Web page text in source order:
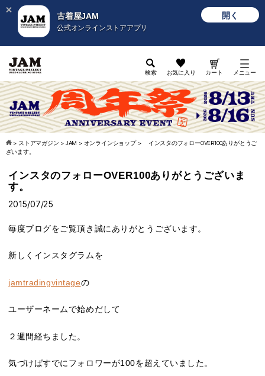
古着屋JAM
公式オンラインストアアプリ
開く
検索 お気に入り カート メニュー
> ストアマガジン > JAM > オンラインショップ>
インスタのフォローOVER100ありがとうご
ざいます。
インスタのフォローOVER100ありがとうございま
す。
2015/07/25
毎度ブログをご覧頂き誠にありがとうございます。
新しくインスタグラムを
jamtradingvintageの
ユーザーネームで始めだして
２週間経ちました。
気づけばすでにフォロワーが100を超えていました。